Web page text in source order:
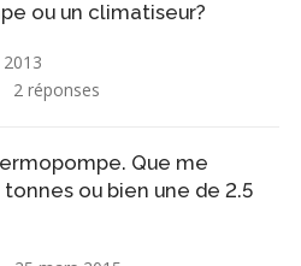
ou un climatiseur?
2 réponses
Que me
ou bien une de 2.5